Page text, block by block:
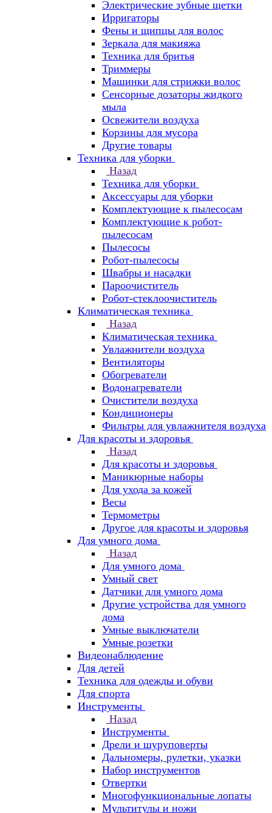
Электрические зубные щетки
Ирригаторы
Фены и щипцы для волос
Зеркала для макияжа
Техника для бритья
Триммеры
Машинки для стрижки волос
Сенсорные дозаторы жидкого
мыла
Освежители воздуха
Корзины для мусора
Другие товары
Техника для уборки
Назад
Техника для уборки
Аксессуары для уборки
Комплектующие к пылесосам
Комплектующие к робот-
пылесосам
Пылесосы
Робот-пылесосы
Швабры и насадки
Пароочиститель
Робот-стеклоочиститель
Климатическая техника
Назад
Климатическая техника
Увлажнители воздуха
Вентиляторы
Обогреватели
Водонагреватели
Очистители воздуха
Кондиционеры
Фильтры для увлажнителя воздуха
Для красоты и здоровья
Назад
Для красоты и здоровья
Маникюрные наборы
Для ухода за кожей
Весы
Термометры
Другое для красоты и здоровья
Для умного дома
Назад
Для умного дома
Умный свет
Датчики для умного дома
Другие устройства для умного
дома
Умные выключатели
Умные розетки
Видеонаблюдение
Для детей
Техника для одежды и обуви
Для спорта
Инструменты
Назад
Инструменты
Дрели и шуруповерты
Дальномеры, рулетки, указки
Набор инструментов
Отвертки
Многофункциональные лопаты
Мультитулы и ножи